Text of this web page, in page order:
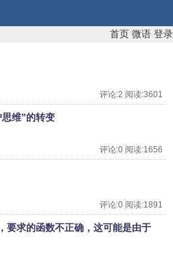
首页 微语 登录
评论:2 阅读:3601
维”的转变
评论:0 阅读:1656
评论:0 阅读:1891
要求的函数不正确，这可能是由于